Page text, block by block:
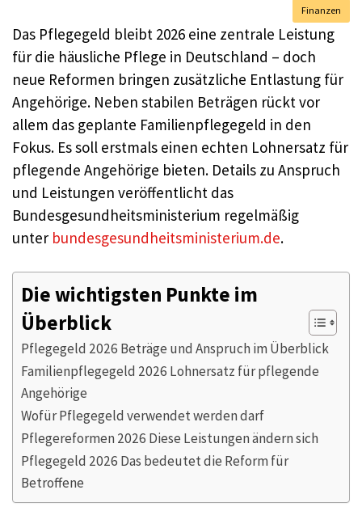
Finanzen
Das Pflegegeld bleibt 2026 eine zentrale Leistung
für die häusliche Pflege in Deutschland – doch
neue Reformen bringen zusätzliche Entlastung für
Angehörige. Neben stabilen Beträgen rückt vor
allem das geplante Familienpflegegeld in den
Fokus. Es soll erstmals einen echten Lohnersatz für
pflegende Angehörige bieten. Details zu Anspruch
und Leistungen veröffentlicht das
Bundesgesundheitsministerium regelmäßig
unter bundesgesundheitsministerium.de.
Die wichtigsten Punkte im
Überblick
Pflegegeld 2026 Beträge und Anspruch im Überblick
Familienpflegegeld 2026 Lohnersatz für pflegende
Angehörige
Wofür Pflegegeld verwendet werden darf
Pflegereformen 2026 Diese Leistungen ändern sich
Pflegegeld 2026 Das bedeutet die Reform für
Betroffene